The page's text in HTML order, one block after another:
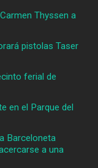
Thyssen a
pistolas Taser
ferial de
en el Parque del
Barceloneta
a una